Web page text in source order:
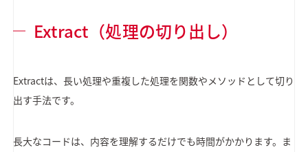
Extract（処理の切り出し）
Extractは、長い処理や重複した処理を関数やメソッドとして切り
出す手法です。
長大なコードは、内容を理解するだけでも時間がかかります。ま